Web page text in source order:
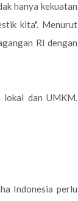
hanya kekuatan
kita". Menurut
RI dengan
lokal dan UMKM.
Indonesia perlu